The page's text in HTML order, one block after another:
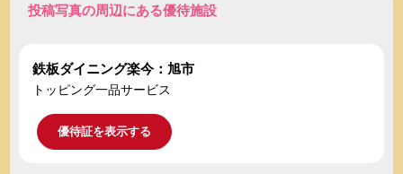
投稿写真の周辺にある優待施設
鉄板ダイニング楽今：旭市
トッピング一品サービス
優待証を表示する